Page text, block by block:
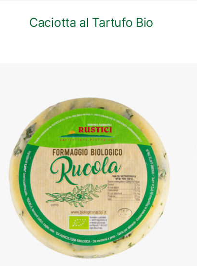
Caciotta al Tartufo Bio
ANTEPRIMA RAPIDA